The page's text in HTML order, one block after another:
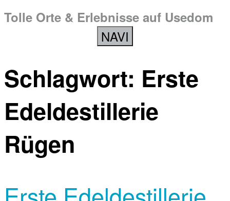
Tolle Orte & Erlebnisse auf Usedom
NAVI
Schlagwort: Erste
Edeldestillerie
Rügen